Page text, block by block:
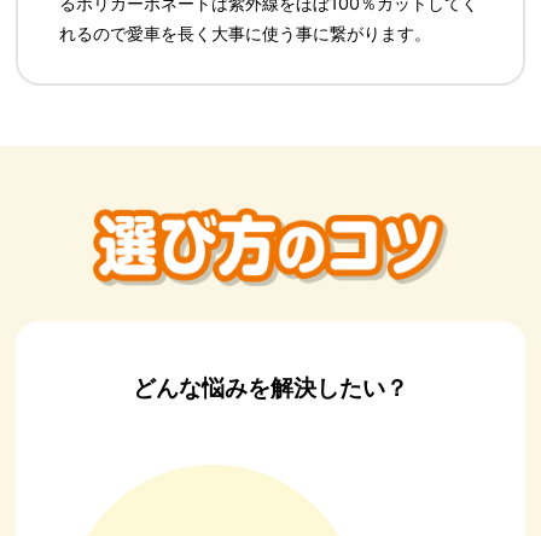
れるので愛車を長く大事に使う事に繋がります。
どんな悩みを解決したい？